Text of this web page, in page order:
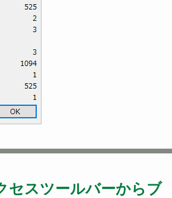
セスツールバーからブ